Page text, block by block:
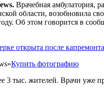
Врачебная амбулатория,
области, возобновила
Об этом говорится в
Купить фотографию
3 тыс. жителей. Врачи уже